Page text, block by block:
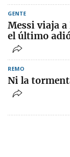
GENTE
Messi viaja
el último
REMO
Ni la